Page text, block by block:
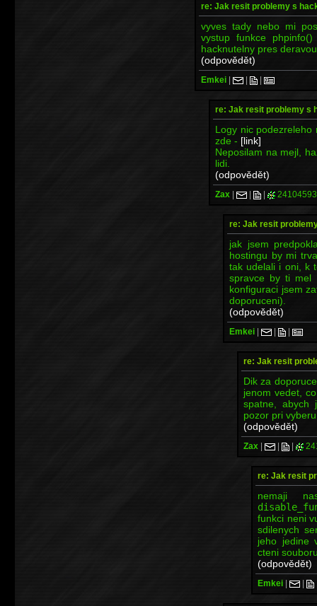
re: Jak resit problemy s
vyves tady nebo mi
vystup funkce
hacknutelny pres
(odpovědět)
Emkei | | |
re: Jak resit problemy s
Logy nic podezreleho
zde - [link]
Neposilam na mejl,
lidi.
(odpovědět)
Zax | | |
re: Jak resit
jak jsem
hostingu by mi
tak udelali i oni, k
spravce by ti mel
konfiguraci jsem
doporuceni).
(odpovědět)
Emkei | | |
re: Jak resit
Dik za
jenom vedet,
spatne,
pozor pri
(odpovědět)
Zax | | |
re: Jak resit
nemaji
funkci neni
sdilenych
jeho jedine
cteni
(odpovědět)
Emkei | |